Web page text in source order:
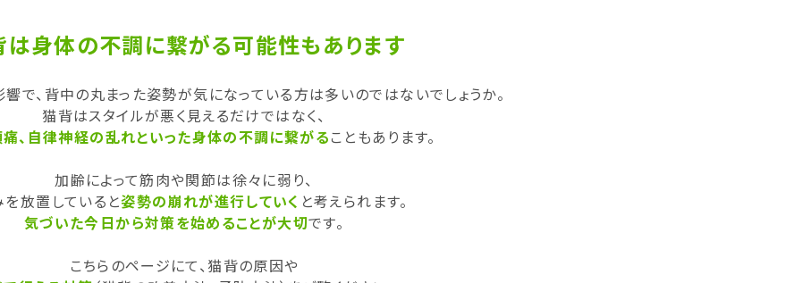
は身体の不調に繋がる可能性もあります
で、背中の丸まった姿勢が気になっている方は多いのではないでしょうか。
猫背はスタイルが悪く見えるだけではなく、
、自律神経の乱れといった身体の不調に繋がることもあります。
加齢によって筋肉や関節は徐々に弱り、
を放置していると姿勢の崩れが進行していく と考えられます。
気づいた今日から対策を始めることが大切です。
こちらのページにて、猫背の原因や